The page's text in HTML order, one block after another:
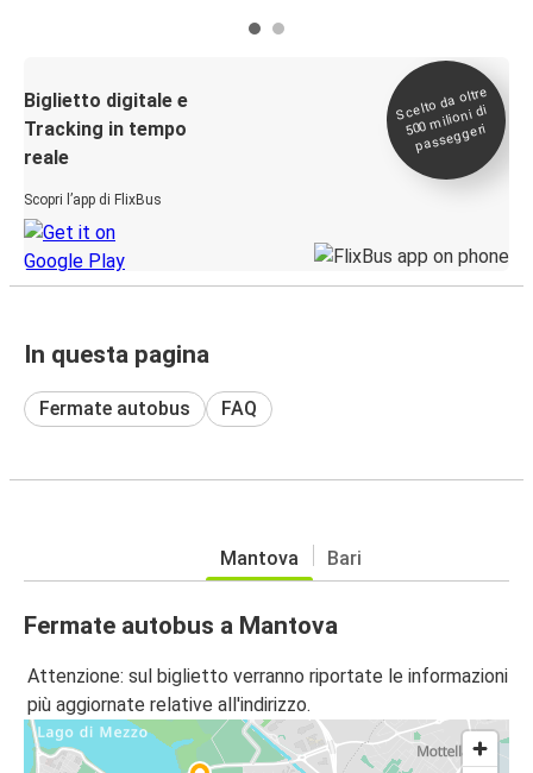
Biglietto digitale e
Tracking in tempo
reale
Scopri l’app di FlixBus
Scelto da oltre
500
milioni di
passeggeri
In questa pagina
Fermate autobus FAQ
Mantova Bari
Fermate autobus a Mantova
Attenzione: sul biglietto verranno riportate le informazioni
più aggiornate relative all'indirizzo.